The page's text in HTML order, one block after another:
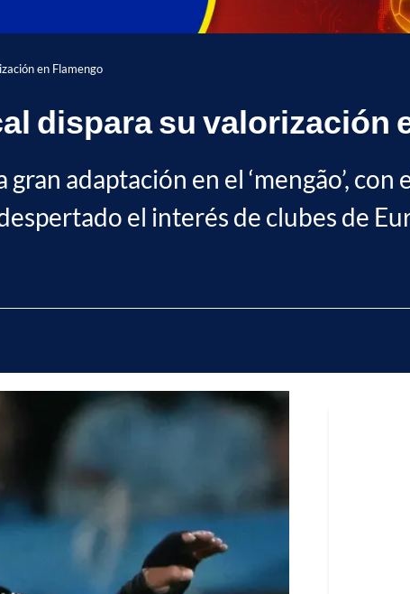
en Flamengo
dispara su valorización
adaptación en el ‘mengão’, con
el interés de clubes de